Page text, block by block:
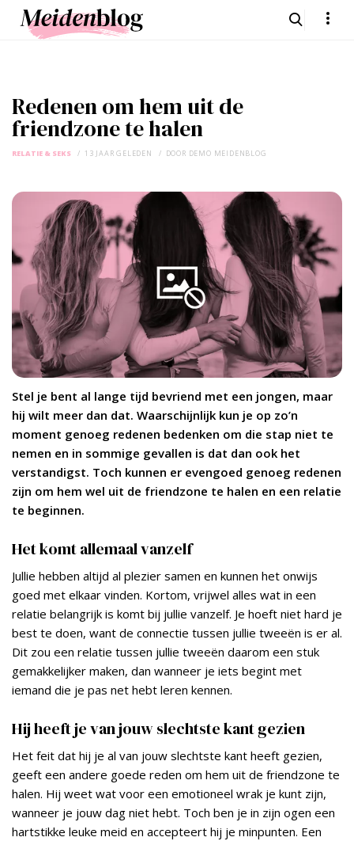
Redenen om hem uit de
friendzone te halen
RELATIE & SEKS 13 JAAR GELEDEN DOOR DEMO MEIDENBLOG
Stel je bent al lange tijd bevriend met een jongen, maar
hij wilt meer dan dat. Waarschijnlijk kun je op zo’n
moment genoeg redenen bedenken om die stap niet te
nemen en in sommige gevallen is dat dan ook het
verstandigst. Toch kunnen er evengoed genoeg redenen
zijn om hem wel uit de friendzone te halen en een relatie
te beginnen.
Het komt allemaal vanzelf
Jullie hebben altijd al plezier samen en kunnen het onwijs
goed met elkaar vinden. Kortom, vrijwel alles wat in een
relatie belangrijk is komt bij jullie vanzelf. Je hoeft niet hard je
best te doen, want de connectie tussen jullie tweeën is er al.
Dit zou een relatie tussen jullie tweeën daarom een stuk
gemakkelijker maken, dan wanneer je iets begint met
iemand die je pas net hebt leren kennen.
Hij heeft je van jouw slechtste kant gezien
Het feit dat hij je al van jouw slechtste kant heeft gezien,
geeft een andere goede reden om hem uit de friendzone te
halen. Hij weet wat voor een emotioneel wrak je kunt zijn,
wanneer je jouw dag niet hebt. Toch ben je in zijn ogen een
hartstikke leuke meid en accepteert hij je minpunten. Een